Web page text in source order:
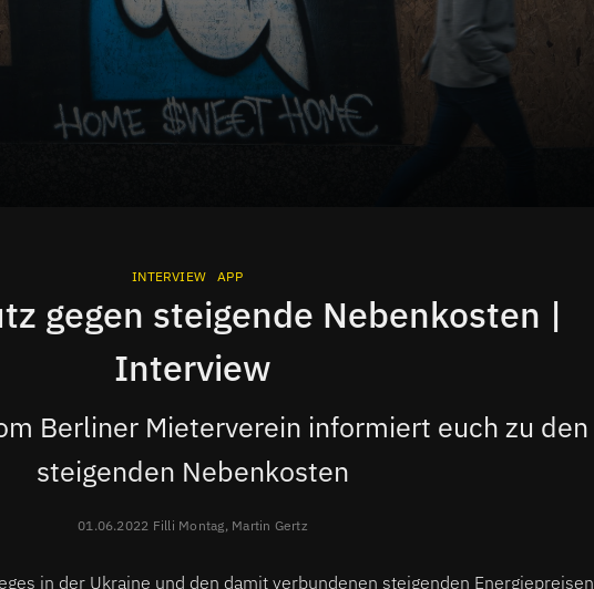
INTERVIEW APP
gegen steigende Nebenkosten |
Interview
Berliner Mieterverein informiert euch zu den
steigenden Nebenkosten
01.06.2022 Filli Montag, Martin Gertz
in der Ukraine und den damit verbundenen steigenden Energiepreisen